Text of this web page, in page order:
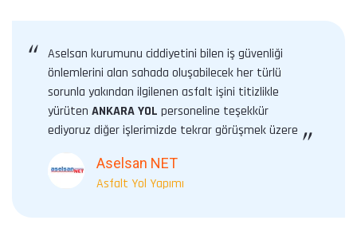
“
Aselsan kurumunu ciddiyetini bilen iş güvenliği
önlemlerini alan sahada oluşabilecek her türlü
sorunla yakından ilgilenen asfalt işini titizlikle
yürüten ANKARA YOL personeline teşekkür
ediyoruz diğer işlerimizde tekrar görüşmek üzere ”
Aselsan NET
Asfalt Yol Yapımı